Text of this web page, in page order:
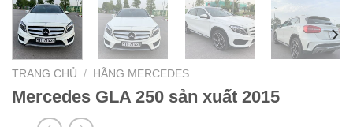
TRANG CHỦ / HÃNG MERCEDES
Mercedes GLA 250 sản xuất 2015